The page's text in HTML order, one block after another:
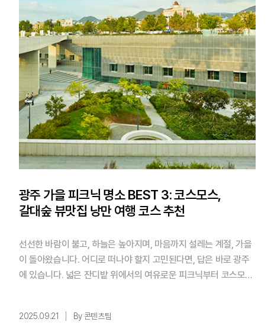
광주 가을 피크닉 명소 BEST 3: 코스모스,
갈대숲 뷰맛집 낭만 여행 코스 추천
선선한 바람이 불고, 하늘은 높아지며, 마음까지 설레는 계절, 가을
이 돌아왔습니다. 어디로 떠나야 할지 고민된다면, 답은 바로 광주
에 있습니다. 넓은 잔디밭 위에서의 여유로운 피크닉부터 코스모스,
1️⃣ 광주 도심 속 피크닉은 ACC 하늘마당, 여유와 낭만을 동시에.
2025.09.21 By 콘텐츠팀